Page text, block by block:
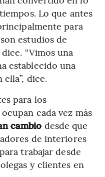
Lo que antes
para
estudios de
“Vimos una
establecido una
dice.
para los
cada vez más
cambio desde que
de interiores
trabajar desde
y clientes en